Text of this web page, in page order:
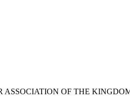
ASSOCIATION OF THE